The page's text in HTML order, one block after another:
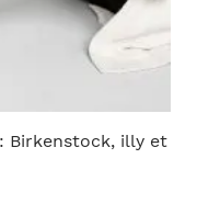
Birkenstock, illy et